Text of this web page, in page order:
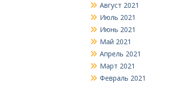
Август 2021
Июль 2021
Июнь 2021
Май 2021
Апрель 2021
Март 2021
Февраль 2021